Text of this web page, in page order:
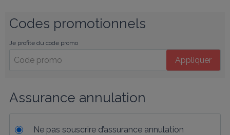
Codes promotionnels
Je profite du code promo
Appliquer
Assurance annulation
Ne pas souscrire d’assurance annulation